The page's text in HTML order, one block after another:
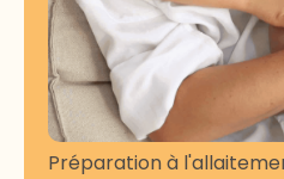
Préparation à